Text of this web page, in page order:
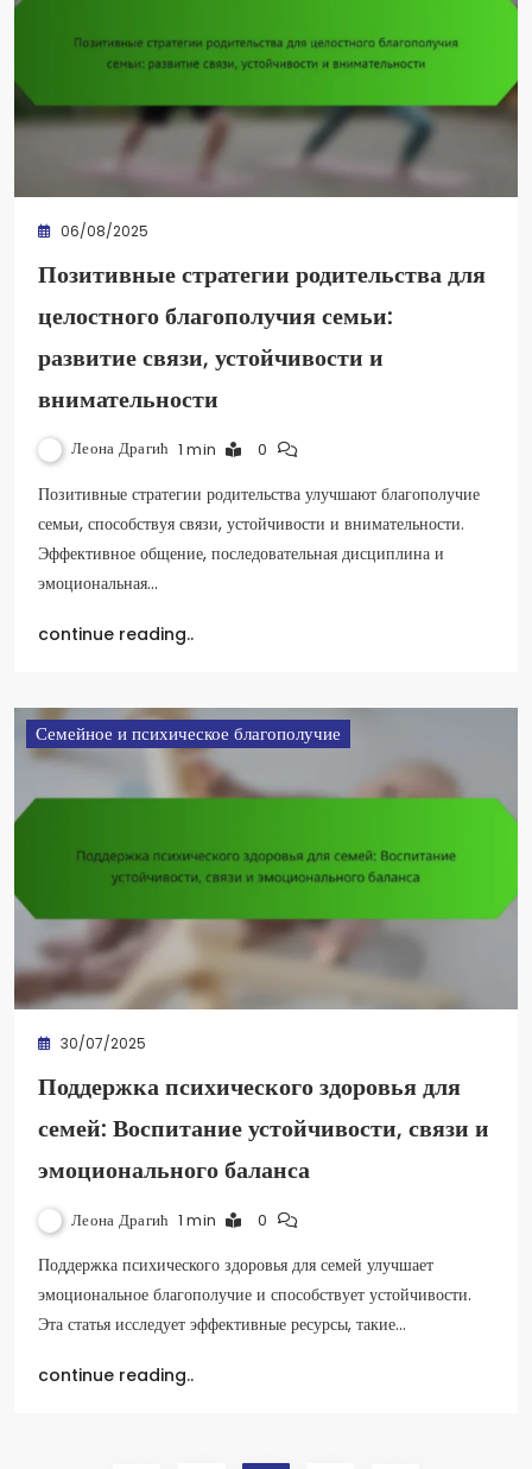
06/08/2025
Позитивные стратегии родительства для
целостного благополучия семьи:
развитие связи, устойчивости и
внимательности
Леона Драгић 1 min 0
Позитивные стратегии родительства улучшают благополучие
семьи, способствуя связи, устойчивости и внимательности.
Эффективное общение, последовательная дисциплина и
эмоциональная…
continue reading..
Семейное и психическое благополучие
30/07/2025
Поддержка психического здоровья для
семей: Воспитание устойчивости, связи и
эмоционального баланса
Леона Драгић 1 min 0
Поддержка психического здоровья для семей улучшает
эмоциональное благополучие и способствует устойчивости.
Эта статья исследует эффективные ресурсы, такие…
continue reading..